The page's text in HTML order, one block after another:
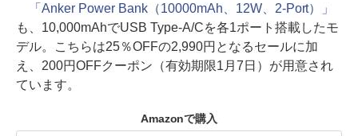
「Anker Power Bank（10000mAh、12W、2-Port）」
も、10,000mAhでUSB Type-A/Cを各1ポート搭載したモ
デル。こちらは25％OFFの2,990円となるセールに加
え、200円OFFクーポン（有効期限1月7日）が用意され
ています。
Amazonで購入